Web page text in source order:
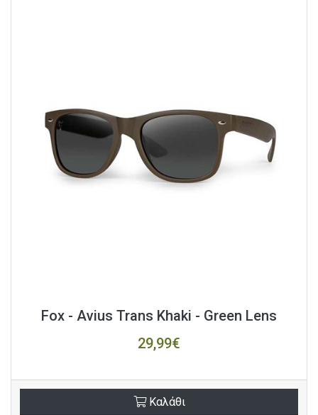
Fox - Avius Trans Khaki - Green Lens
29,99€
Καλάθι